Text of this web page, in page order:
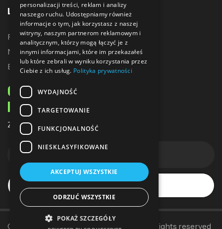
LINKI
Promocje
Nowe produkty
Bestsellery
ODBIERZ 10% ZNIŻKI
NA PIERWSZE ZAKUPY
Zapisz się do naszego newslettera
Subskrybuj
Copyright © 2014–2025Sallerpolska . All rights reserved
personalizacji treści, reklam i analizy
naszego ruchu. Udostępniamy również
informacje o tym, jak korzystasz z naszej
witryny, naszym partnerom reklamowym i
analitycznym, którzy mogą łączyć je z
innymi informacjami, które im przekazałeś
lub które zebrali w wyniku korzystania przez
Ciebie z ich usług. Polityka prywatności
WYDAJNOŚĆ
TARGETOWANIE
FUNKCJONALNOŚĆ
NIESKLASYFIKOWANE
AKCEPTUJ WSZYSTKIE
ODRZUĆ WSZYSTKIE
POKAŻ SZCZEGÓŁY